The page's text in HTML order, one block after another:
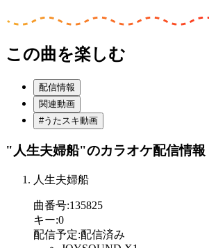
この曲を楽しむ
配信情報
関連動画
#うたスキ動画
"人生夫婦船"のカラオケ配信情報
人生夫婦船
曲番号:135825
キー:0
配信予定:配信済み